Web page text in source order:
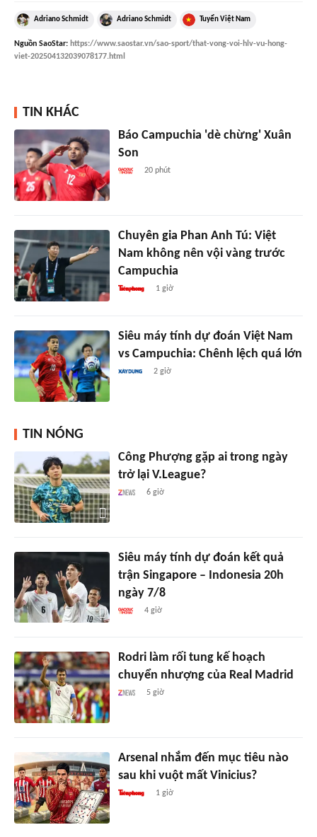
Adriano Schmidt Adriano Schmidt Tuyển Việt Nam
Nguồn SaoStar: https://www.saostar.vn/sao-sport/that-vong-voi-hlv-vu-hong-
viet-202504132039078177.html
TIN KHÁC
Báo Campuchia 'dè chừng' Xuân
Son
20 phút
Chuyên gia Phan Anh Tú: Việt
Nam không nên vội vàng trước
Campuchia
1 giờ
Siêu máy tính dự đoán Việt Nam
vs Campuchia: Chênh lệch quá lớn
2 giờ
TIN NÓNG
Công Phượng gặp ai trong ngày
trở lại V.League?
6 giờ
Siêu máy tính dự đoán kết quả
trận Singapore – Indonesia 20h
ngày 7/8
4 giờ
Rodri làm rối tung kế hoạch
chuyển nhượng của Real Madrid
5 giờ
Arsenal nhắm đến mục tiêu nào
sau khi vuột mất Vinicius?
1 giờ